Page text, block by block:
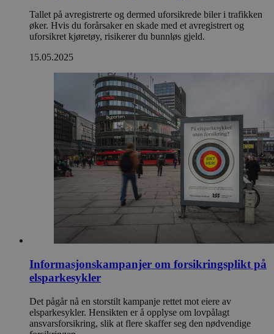
Tallet på avregistrerte og dermed uforsikrede biler i trafikken
øker. Hvis du forårsaker en skade med et avregistrert og
uforsikret kjøretøy, risikerer du bunnløs gjeld.
15.05.2025
Informasjonskampanjer om forsikringsplikt på
elsparkesykler
Det pågår nå en storstilt kampanje rettet mot eiere av
elsparkesykler. Hensikten er å opplyse om lovpålagt
ansvarsforsikring, slik at flere skaffer seg den nødvendige